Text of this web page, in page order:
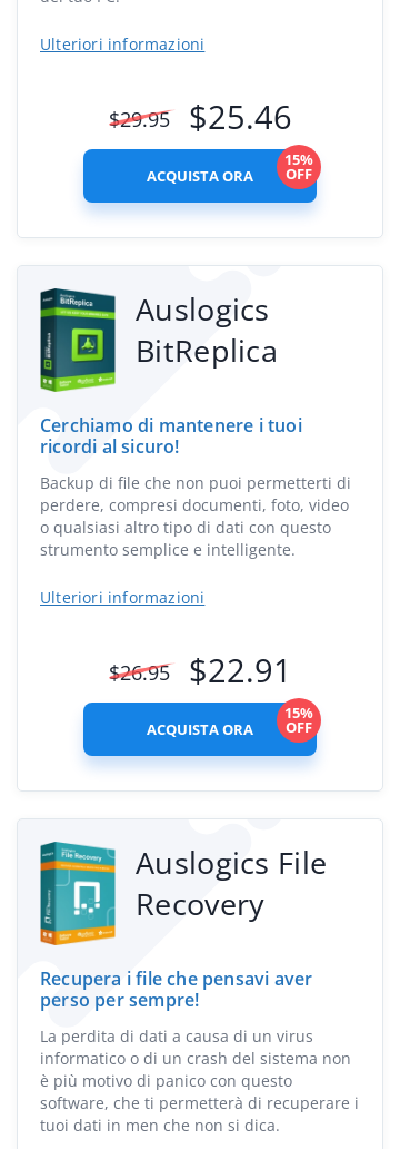
Ulteriori informazioni
$29.95 $25.46
ACQUISTA ORA
15%
OFF
Auslogics
BitReplica
Cerchiamo di mantenere i tuoi
ricordi al sicuro!
Backup di file che non puoi permetterti di
perdere, compresi documenti, foto, video
o qualsiasi altro tipo di dati con questo
strumento semplice e intelligente.
Ulteriori informazioni
$26.95 $22.91
ACQUISTA ORA
15%
OFF
Auslogics File
Recovery
Recupera i file che pensavi aver
perso per sempre!
La perdita di dati a causa di un virus
informatico o di un crash del sistema non
è più motivo di panico con questo
software, che ti permetterà di recuperare i
tuoi dati in men che non si dica.